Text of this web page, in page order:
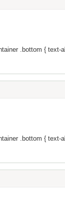
.bottom { text-
.bottom { text-